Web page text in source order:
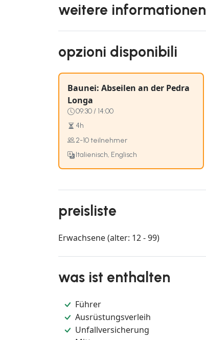
weitere informationen
opzioni disponibili
Baunei: Abseilen an der Pedra
Longa
09:30 / 14:00
4h
2-10 teilnehmer
Italienisch, Englisch
preisliste
Erwachsene (alter: 12 - 99)
was ist enthalten
Führer
Ausrüstungsverleih
Unfallversicherung